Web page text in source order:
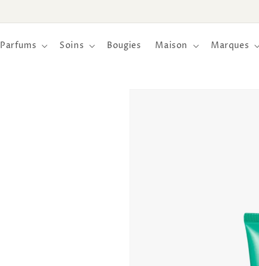
au
Parfums Soins Bougies Maison Marques